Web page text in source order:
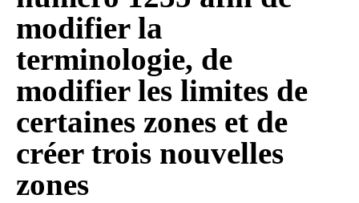
modifier la
terminologie, de
modifier les limites de
certaines zones et de
créer trois nouvelles
zones